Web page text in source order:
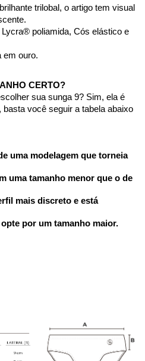
trilobal, o artigo tem visual
poliamida, Cós elástico e
em ouro.
CERTO?
sua sunga 9? Sim, ela é
basta você seguir a tabela abaixo
uma modelagem que torneia
uma tamanho menor que o de
mais discreto e está
por um tamanho maior.